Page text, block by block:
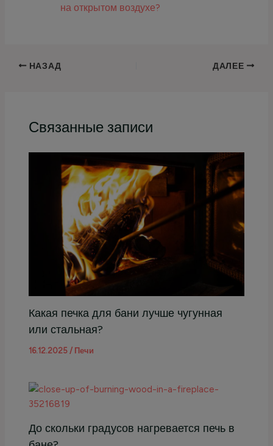
на открытом воздухе?
НАЗАД ДАЛЕЕ
Связанные записи
Какая печка для бани лучше чугунная
или стальная?
16.12.2025/ Печи
До скольки градусов нагревается печь в